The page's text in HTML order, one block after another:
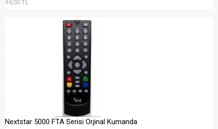
94,00 TL
Nextstar 5000 FTA Serisi Orjinal Kumanda